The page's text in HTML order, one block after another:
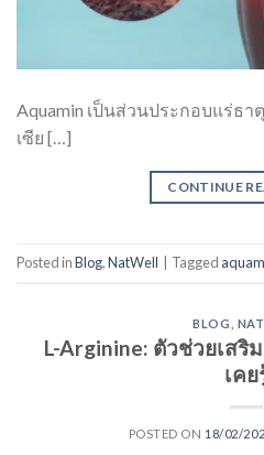
Aquamin เป็นส่วนประกอบแร่ธ
เซีย […]
CONTINUE
Posted inBlog,NatWell Tagged
BLOG
L-Arginine: ตัวช่วยเส
เคย
POSTED ON 18/02/